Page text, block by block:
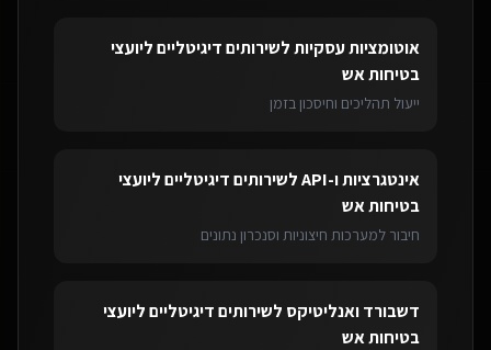
אוטומציות עסקיותלשירותים דיגיטליים ליועצי
בטיחות אש
ייעול תהליכים וחיסכון בזמן
אינטגרציות ו-API לשירותים דיגיטליים ליועצי
בטיחות אש
חיבור למערכות חיצוניות וסנכרון נתונים
דשבורד ואנליטיקס לשירותים דיגיטליים ליועצי
בטיחות אש